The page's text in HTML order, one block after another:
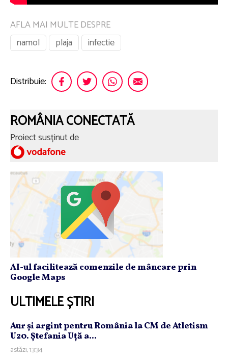
AFLA MAI MULTE DESPRE
namol
plaja infectie
Distribuie:
ROMÂNIA CONECTATĂ
Proiect susținut de
AI-ul facilitează comenzile de mâncare prin
Google Maps
ULTIMELE ȘTIRI
Aur şi argint pentru România la CM de Atletism
U20. Ştefania Uţă a...
astăzi, 13:34